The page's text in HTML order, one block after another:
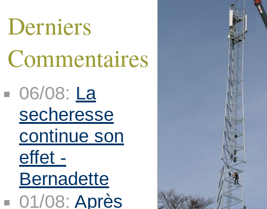
Derniers
Commentaires
06/08: La
secheresse
continue son
effet -
Bernadette
01/08: Après